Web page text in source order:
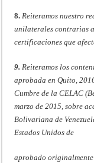
8. Reiteramos nuestro
unilaterales contrarias
certificaciones que
9. Reiteramos los
aprobada en Quito,
Cumbre de la CELAC
marzo de 2015, sobre
Bolivariana de
Estados Unidos de
aprobado